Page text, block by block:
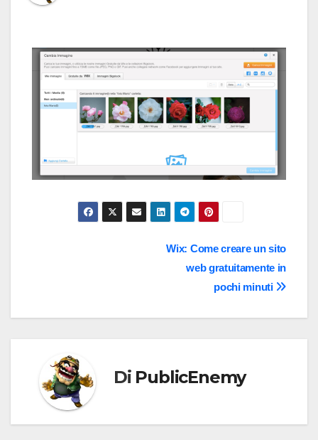
Wix: Come creare un sito
web gratuitamente in
pochi minuti
Di PublicEnemy